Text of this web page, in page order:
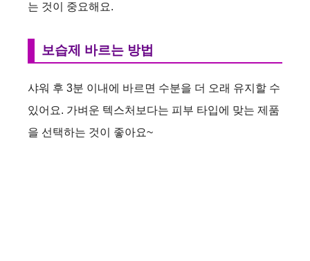
는 것이 중요해요.
보습제 바르는 방법
샤워 후 3분 이내에 바르면 수분을 더 오래 유지할 수
있어요. 가벼운 텍스처보다는 피부 타입에 맞는 제품
을 선택하는 것이 좋아요~